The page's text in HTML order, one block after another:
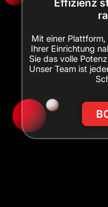
Mit einer
Ihrer Einrichtung
Sie das volle
Unser Team ist